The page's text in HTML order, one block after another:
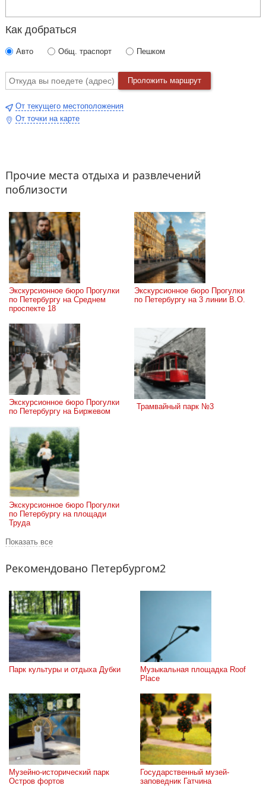
Как добраться
Авто Общ. траспорт Пешком
Проложить маршрут
От текущего местоположения
От точки на карте
Прочие места отдыха и развлечений
поблизости
Экскурсионное бюро Прогулки
по Петербургу на Среднем
проспекте 18
Экскурсионное бюро Прогулки
по Петербургу на 3 линии В.О.
Экскурсионное бюро Прогулки
по Петербургу на Биржевом
Трамвайный парк №3
Экскурсионное бюро Прогулки
по Петербургу на площади
Труда
Показать все
Рекомендовано Петербургом2
Парк культуры и отдыха Дубки
Музыкальная площадка Roof
Place
Музейно-исторический парк
Остров фортов
Государственный музей-
заповедник Гатчина